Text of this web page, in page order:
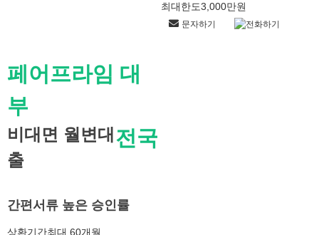
최대한도3,000만원
문자하기 전화하기
페어프라임 대
부
전국
비대면 월변대
출
간편서류 높은 승인률
상환기간최대 60개월